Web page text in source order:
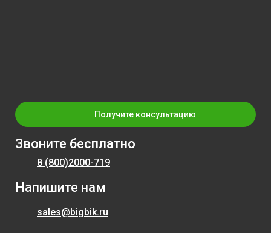
Получите консультацию
Звоните бесплатно
8 (800)2000-719
Напишите нам
sales@bigbik.ru